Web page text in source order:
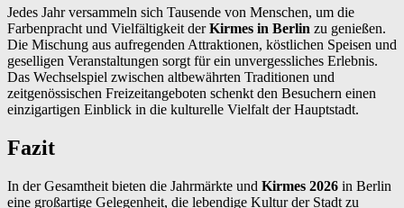
Jedes Jahr versammeln sich Tausende von Menschen, um die
Farbenpracht und Vielfältigkeit derKirmes in Berlin zu genießen.
Die Mischung aus aufregenden Attraktionen, köstlichen Speisen und
geselligen Veranstaltungen sorgt für ein unvergessliches Erlebnis.
Das Wechselspiel zwischen altbewährten Traditionen und
zeitgenössischen Freizeitangeboten schenkt den Besuchern einen
einzigartigen Einblick in die kulturelle Vielfalt der Hauptstadt.
Fazit
In der Gesamtheit bieten die Jahrmärkte und Kirmes 2026 in Berlin
eine großartige Gelegenheit, die lebendige Kultur der Stadt zu